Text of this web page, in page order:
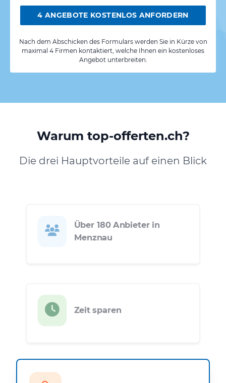
4 ANGEBOTE KOSTENLOS ANFORDERN
Nach dem Abschicken des Formulars werden Sie in Kürze von
maximal 4 Firmen kontaktiert, welche Ihnen ein kostenloses
Angebot unterbreiten.
Warum top-offerten.ch?
Die drei Hauptvorteile auf einen Blick
Über 180 Anbieter in
Menznau
Zeit sparen